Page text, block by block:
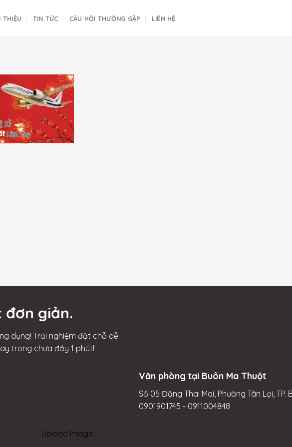
THIỆU TIN TỨC CÂU HỎI THƯỜNG GẶP LIÊN HỆ
giản.
dụng! Trải nghiệm đặt chỗ dễ
trong chưa đầy 1 phút!
Văn phòng tại Buôn Ma Thuột
Số 05 Đặng Thai Mai, Phường Tân Lợi,
0901901745 - 0911004848
Upload Image...